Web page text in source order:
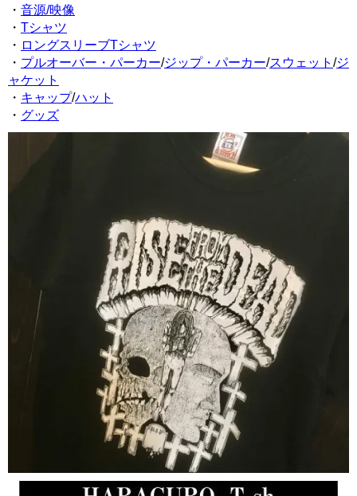
・ 音源/映像
・ Tシャツ
・ ロングスリーブTシャツ
・ プルオーバー・パーカー/ジップ・パーカー/スウェット /ジ
ャケット
・ キャップ/ハット
・ グッズ